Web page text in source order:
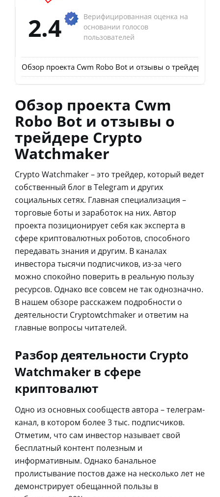
2.4
Верифицированная оценка на
основании голосов
пользователей
Обзор проекта Cwm Robo Bot и отзывы о трейдере
Обзор проекта Cwm
Robo Bot и отзывы о
трейдере Crypto
Watchmaker
Crypto Watchmaker – это трейдер, который ведет
собственный блог в Telegram и других
социальных сетях. Главная специализация –
торговые боты и заработок на них. Автор
проекта позиционирует себя как эксперта в
сфере криптовалютных роботов, способного
передавать знания и другим. В каналах
инвестора тысячи подписчиков, из-за чего
можно спокойно поверить в реальную пользу
ресурсов. Однако все совсем не так однозначно.
В нашем обзоре расскажем подробности о
деятельности Cryptowtchmaker и ответим на
главные вопросы читателей.
Разбор деятельности Crypto
Watchmaker в сфере
криптовалют
Одно из основных сообществ автора – телеграм-
канал, в котором более 3 тыс. подписчиков.
Отметим, что сам инвестор называет свой
бесплатный контент полезным и
информативным. Однако банальное
пролистывание постов даже на несколько лет не
демонстрирует обещанной пользы в